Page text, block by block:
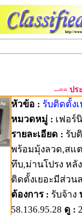
--== ปร
หัวข้อ : รับติดตั้ง
หมวดหมู่ : เฟอร์
รายละเอียด : รับ
พร้อมมุ้งลวด,สแ
ทึบ,ม่านโปรง หลั
ติดตั้งเยอะมีส่วน
ต้องการ : รับจ้าง
58.136.95.28 ดู :